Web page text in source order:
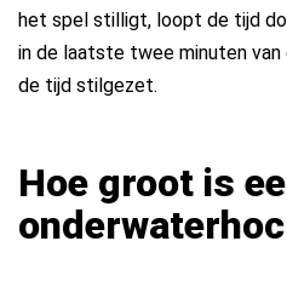
het spel stilligt, loopt de tijd
in de laatste twee minuten
de tijd stilgezet.
Hoe groot is